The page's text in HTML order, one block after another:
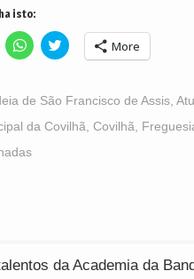
isto:
Click
to
(Opens
new
window)
Click
to
share
(Opens
new
window)
More
de São Francisco de Assis,
da Covilhã Covilhã
da Academia da